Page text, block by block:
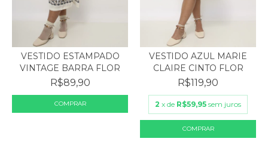
VESTIDO ESTAMPADO
VINTAGE BARRA FLOR
R$89,90
VESTIDO AZUL MARIE
CLAIRE CINTO FLOR
R$119,90
2 x de R$59,95 sem juros